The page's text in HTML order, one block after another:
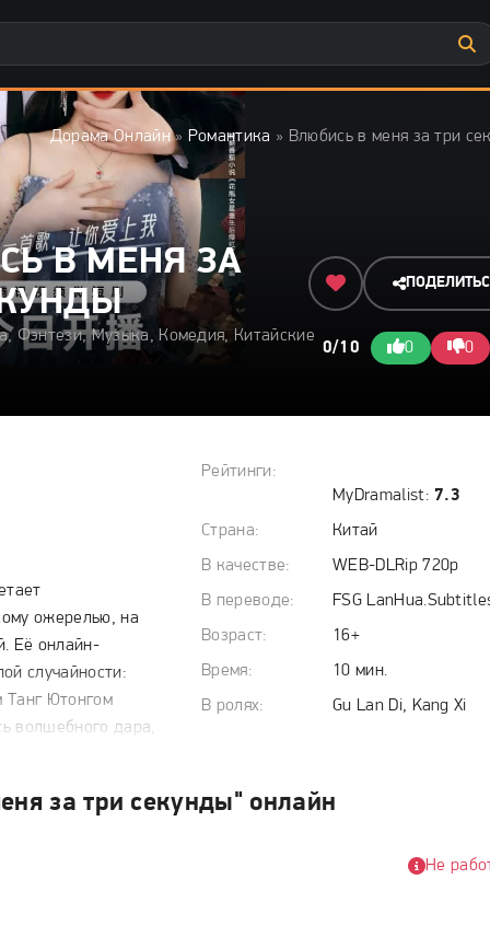
Дорама Онлайн» Романтика » Влюбись в меня за три
В МЕНЯ ЗА
Фэнтези, Музыка, Комедия, Китайские
0/10 0 0
ожерелью, на
Её онлайн-
случайности:
Танг Ютонгом
волшебного дара,
сделку —
с уроками
любви
Рейтинги:
MyDramalist: 7.3
Страна:
Китай
В качестве:
WEB-DLRip 720p
В переводе:
FSG
Возраст:
16+
Время:
10 мин.
В ролях:
Gu Lan Di, Kang Xi
за три секунды" онлайн
Не